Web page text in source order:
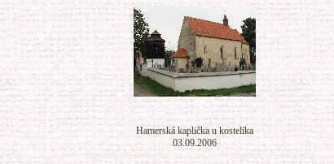
Hamerská kaplička u kostelíka
03.09.2006